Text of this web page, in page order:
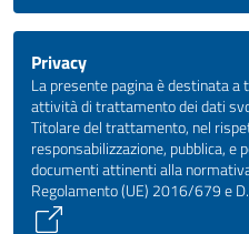
Privacy
La presente pagina è destinata
attività di trattamento dei dati
Titolare del trattamento, nel
responsabilizzazione, pubblica, e
documenti attinenti alla
Regolamento (UE) 2016/679 e